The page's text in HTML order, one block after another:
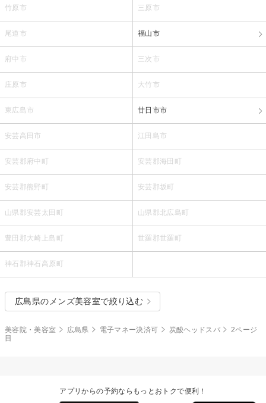
竹原市 三原市
尾道市 福山市
府中市 三次市
庄原市 大竹市
東広島市 廿日市市
安芸高田市 江田島市
安芸郡府中町 安芸郡海田町
安芸郡熊野町 安芸郡坂町
山県郡安芸太田町 山県郡北広島町
豊田郡大崎上島町 世羅郡世羅町
神石郡神石高原町
広島県のメンズ美容室で絞り込む
美容院・美容室 広島県 電子マネー決済可 炭酸ヘッドスパ
2ページ
目
アプリからの予約ならもっとおトクで便利！